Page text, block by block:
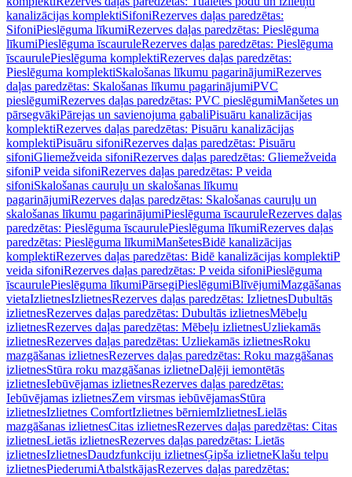
kanalizācijas komplektiSifoniRezerves daļas paredzētas:
SifoniPieslēguma līkumiRezerves daļas paredzētas: Pieslēguma
līkumiPieslēguma īscauruleRezerves daļas paredzētas: Pieslēguma
īscaurulePieslēguma komplektiRezerves daļas paredzētas:
Pieslēguma komplektiSkalošanas līkumu pagarinājumiRezerves
daļas paredzētas: Skalošanas līkumu pagarinājumiPVC
pieslēgumiRezerves daļas paredzētas: PVC pieslēgumiManšetes un
pārsegvākiPārejas un savienojuma gabaliPisuāru kanalizācijas
komplektiRezerves daļas paredzētas: Pisuāru kanalizācijas
komplektiPisuāru sifoniRezerves daļas paredzētas: Pisuāru
sifoniGliemežveida sifoniRezerves daļas paredzētas: Gliemežveida
sifoniP veida sifoniRezerves daļas paredzētas: P veida
sifoniSkalošanas cauruļu un skalošanas līkumu
pagarinājumiRezerves daļas paredzētas: Skalošanas cauruļu un
skalošanas līkumu pagarinājumiPieslēguma īscauruleRezerves daļas
paredzētas: Pieslēguma īscaurulePieslēguma līkumiRezerves daļas
paredzētas: Pieslēguma līkumiManšetesBidē kanalizācijas
komplektiRezerves daļas paredzētas: Bidē kanalizācijas komplektiP
veida sifoniRezerves daļas paredzētas: P veida sifoniPieslēguma
īscaurulePieslēguma līkumiPārsegiPieslēgumiBlīvējumiMazgāšanas
vietaIzlietnesIzlietnesRezerves daļas paredzētas: IzlietnesDubultās
izlietnesRezerves daļas paredzētas: Dubultās izlietnesMēbeļu
izlietnesRezerves daļas paredzētas: Mēbeļu izlietnesUzliekamās
izlietnesRezerves daļas paredzētas: Uzliekamās izlietnesRoku
mazgāšanas izlietnesRezerves daļas paredzētas: Roku mazgāšanas
izlietnesStūra roku mazgāšanas izlietneDaļēji iemontētās
izlietnesIebūvējamas izlietnesRezerves daļas paredzētas:
Iebūvējamas izlietnesZem virsmas iebūvējamasStūra
izlietnesIzlietnes ComfortIzlietnes bērniemIzlietnesLielās
mazgāšanas izlietnesCitas izlietnesRezerves daļas paredzētas: Citas
izlietnesLietās izlietnesRezerves daļas paredzētas: Lietās
izlietnesIzlietnesDaudzfunkciju izlietnesĢipša izlietneKlašu telpu
izlietnesPiederumiAtbalstkājasRezerves daļas paredzētas: